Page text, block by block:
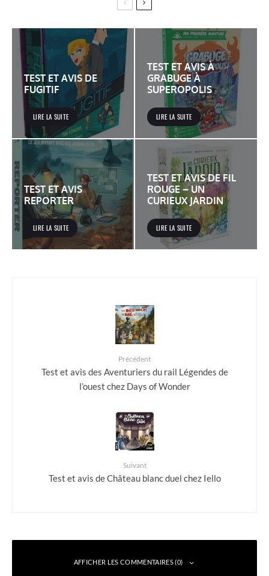
TEST ET AVIS DE
FUGITIF
LIRE LA SUITE
TEST ET AVIS À
GRABUGE À
SUPEROPOLIS
LIRE LA SUITE
TEST ET AVIS
REPORTER
LIRE LA SUITE
TEST ET AVIS DE FIL
ROUGE – UN
CURIEUX JARDIN
LIRE LA SUITE
Précédent
Test et avis des Aventuriers du rail Légendes de
l’ouest chez Days of Wonder
Suivant
Test et avis de Château blanc duel chez Iello
AFFICHER LES COMMENTAIRES (0)